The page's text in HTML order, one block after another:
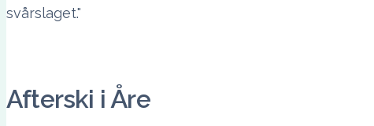
svårslaget."
Afterski i Åre